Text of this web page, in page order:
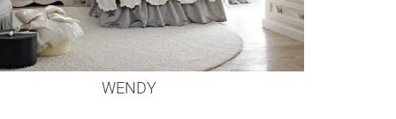
WENDY